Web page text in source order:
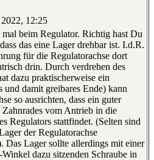
12:25
beim Regulator. Richtig hast Du
das eine Lager drehbar ist. I.d.R.
für die Regulatorachse dort
drin. Durch verdrehen des
dazu praktischerweise ein
und damit greibares Ende) kann
so ausrichten, dass ein guter
vom Antrieb in die
Regulators stattfindet. (Selten sind
der Regulatorachse
Das Lager sollte allerdings mit einer
dazu sitzenden Schraube in